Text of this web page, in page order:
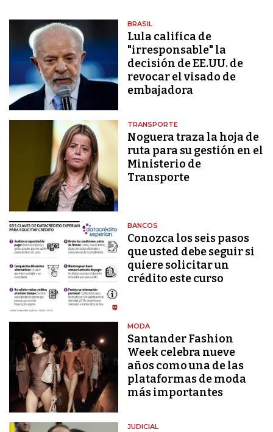
BRASIL
Lula califica de
"irresponsable" la
decisión de EE.UU. de
revocar el visado de
embajadora
TRANSPORTE
Noguera traza la hoja de
ruta para su gestión en el
Ministerio de
Transporte
BANCOS
Conozca los seis pasos
que usted debe seguir si
quiere solicitar un
crédito este curso
MODA
Santander Fashion
Week celebra nueve
años como una de las
plataformas de moda
más importantes
JUDICIAL